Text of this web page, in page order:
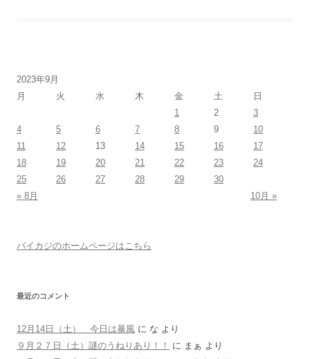
2023年9月
月
火 水 木 金 土
日
1
2
3
4
5 6 7 8 9
10
11
12 13 14 15 16
17
18
19 20 21 22 23
24
25
26 27 28 29
30
« 8月
10月 »
パイカジのホームページはこちら
最近のコメント
12月14日（土） 今日は暴風 に な より
９月２７日（土）謎のうねりあり！！
に まぁ より